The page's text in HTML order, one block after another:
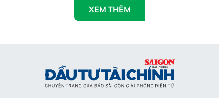
XEM THÊM